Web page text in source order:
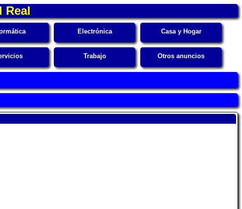
Real
Electrónica Casa y Hogar
Trabajo Otros anuncios